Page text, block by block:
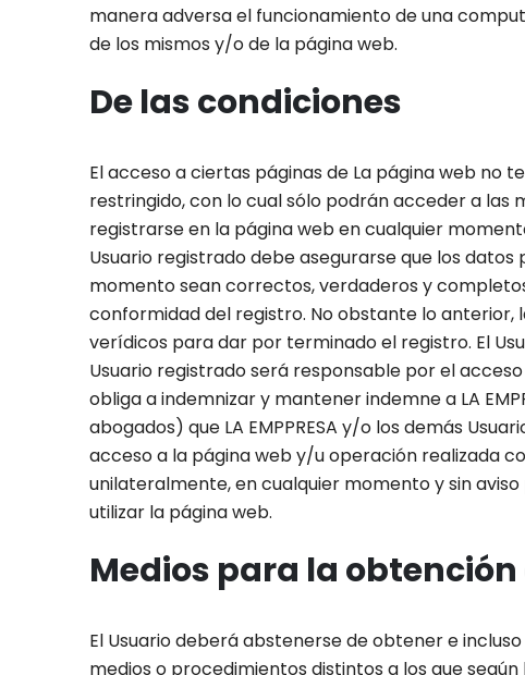
manera adversa el funcionamiento de una
de los mismos y/o de la página web.
De las condiciones
El acceso a ciertas páginas de La página web no
restringido, con lo cual sólo podrán acceder a las
registrarse en la página web en cualquier
Usuario registrado debe asegurarse que los
momento sean correctos, verdaderos y
conformidad del registro. No obstante lo anterior,
verídicos para dar por terminado el registro. El
Usuario registrado será responsable por el
obliga a indemnizar y mantener indemne a LA
abogados) que LA EMPPRESA y/o los demás
acceso a la página web y/u operación realizada
unilateralmente, en cualquier momento y sin
utilizar la página web.
Medios para la
El Usuario deberá abstenerse de obtener e
medios o procedimientos distintos a los que